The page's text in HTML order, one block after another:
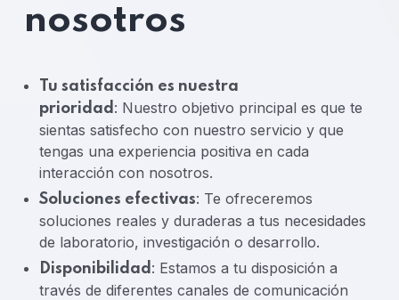
nosotros
Tu satisfacción es nuestra
prioridad : Nuestro objetivo principal es que te
sientas satisfecho con nuestro servicio y que
tengas una experiencia positiva en cada
interacción con nosotros.
Soluciones efectivas: Te ofreceremos
soluciones reales y duraderas a tus necesidades
de laboratorio, investigación o desarrollo.
Disponibilidad : Estamos a tu disposición a
través de diferentes canales de comunicación